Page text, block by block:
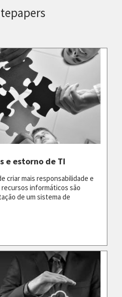
e estorno de TI
criar mais responsabilidade e
informáticos são
de um sistema de